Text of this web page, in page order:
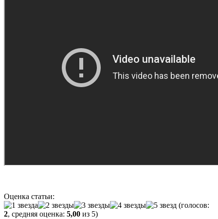
Оценка статьи:
(голосов:
2, средняя оценка: 5,00 из 5)